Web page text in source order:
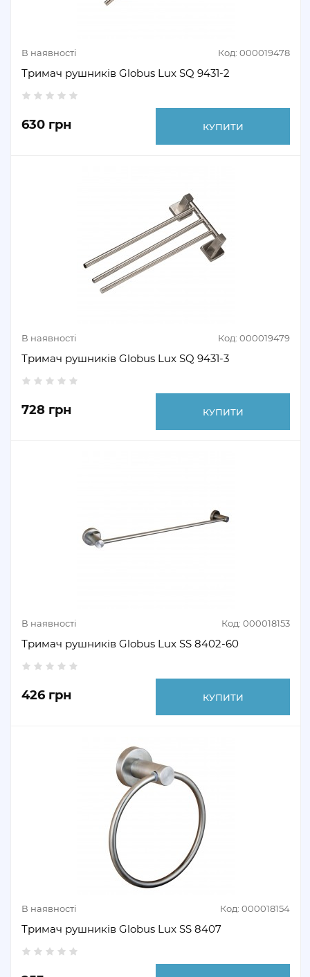
В наявності Код: 000019478
Тримач рушників Globus Lux SQ 9431-2
630 грн КУПИТИ
В наявності Код: 000019479
Тримач рушників Globus Lux SQ 9431-3
728 грн КУПИТИ
В наявності Код: 000018153
Тримач рушників Globus Lux SS 8402-60
426 грн КУПИТИ
В наявності Код: 000018154
Тримач рушників Globus Lux SS 8407